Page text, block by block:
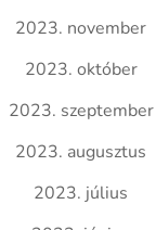
2023. november
2023. október
2023. szeptember
2023. augusztus
2023. július